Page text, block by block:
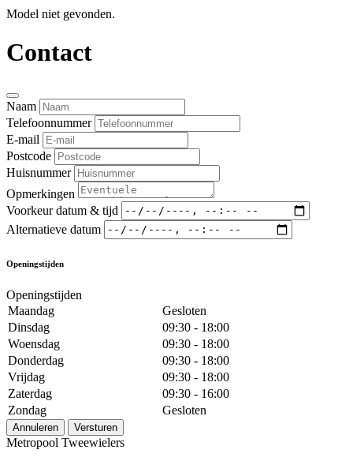
Model niet gevonden.
Contact
Naam
Telefoonnummer
E-mail
Postcode
Huisnummer
Opmerkingen
Voorkeur datum & tijd
Alternatieve datum
Openingstijden
Openingstijden
Maandag
Gesloten
Dinsdag
09:30 - 18:00
Woensdag
09:30 - 18:00
Donderdag
09:30 - 18:00
Vrijdag
09:30 - 18:00
Zaterdag
09:30 - 16:00
Zondag
Gesloten
Annuleren Versturen
Metropool Tweewielers